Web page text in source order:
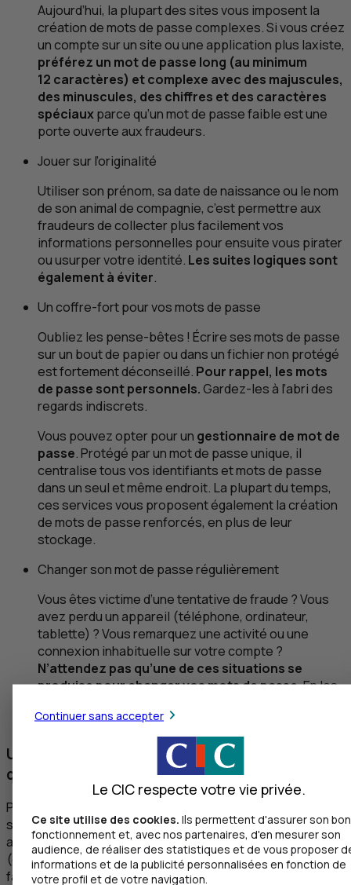
Aujourd’hui, la plupart des sites vous imposent la
création de mots de passe complexes. Si vous créez
un compte sur un site ou une application plus laxiste,
préférez un mot de passe long (au minimum
12 caractères) et complexe avec des majuscules,
des minuscules, des chiffres et des caractères
spéciauxparce qu’un mot de passe faible est une
porte ouverte aux fraudeurs.
Jouer sur l’originalité
Utiliser son prénom, sa date de naissance ou le nom
de son animal de compagnie, c’est permettre aux
fraudeurs de collecter plus facilement vos
informations personnelles pour ensuite vous pirater
ou usurper votre identité. Les suites logiques sont
également à éviter.
Un coffre-fort pour vos mots de passe
Oubliez les pense-bêtes ! Écrire ses mots de passe
sur un bout de papier ou dans un fichier non protégé
est fortement déconseillé. Pour rappel, les mots
de passe sont personnels.Gardez-les à l’abri des
regards indiscrets.
Vous pouvez opter pour un gestionnaire de mot de
passe. Protégé par un mot de passe unique, il
centralise tous vos identifiants et mots de passe
dans un seul et même endroit. La plupart du temps,
ces services vous proposent également la création
de mots de passe renforcés, en plus de leur
stockage.
Changer son mot de passe régulièrement
Vous êtes victime d’une tentative de fraude ? Vous
avez perdu un appareil (téléphone, ordinateur,
tablette) ? Vous remarquez une activité ou une
connexion inhabituelle sur votre compte ?
N’attendez pas qu’une de ces situations se
produise pour changer vos mots de passe. En les
tâche des fraudeurs et évitez la fuite de données.
Une double authentification vaut mieux
qu’une
Pour renforcer la protection de l’accès à vos comptes, les
sites et applications demandent aux clients une double
authentification. C’est une confirmation supplémentaire
(code de sécurité, empreinte digitale ou reconnaissance
faciale), autre que votre identifiant et mot de passe, pour
Continuer sans accepter
Le CIC respecte votre vie privée.
Ce site utilise des cookies. Ils permettent d'assurer son bon
fonctionnement et, avec nos partenaires, d'en mesurer son
audience, de réaliser des statistiques et de vous proposer
informations et de la publicité personnalisées en fonction de
votre profil et de votre navigation.